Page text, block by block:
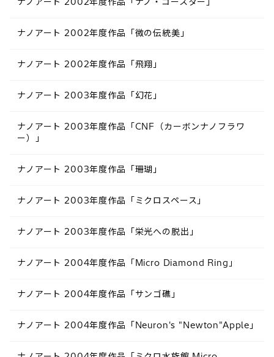
ナノアート 2002年度作品「微の伝統美」
ナノアート 2002年度作品「飛翔」
ナノアート 2003年度作品「幻花」
ナノアート 2003年度作品「CNF（カーボンナノフラワ
ー）」
ナノアート 2003年度作品「珊瑚」
ナノアート 2003年度作品「ミクロスペース」
ナノアート 2003年度作品「栄光への脱出」
ナノアート 2004年度作品「Micro Diamond Ring」
ナノアート 2004年度作品「サンゴ礁」
ナノアート 2004年度作品「Neuron's "Newton"Apple」